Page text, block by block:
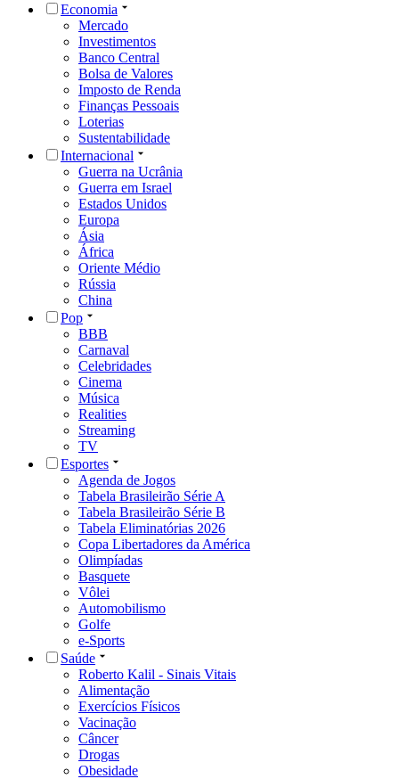
Economia
Mercado
Investimentos
Banco Central
Bolsa de Valores
Imposto de Renda
Finanças Pessoais
Loterias
Sustentabilidade
Internacional
Guerra na Ucrânia
Guerra em Israel
Estados Unidos
Europa
Ásia
África
Oriente Médio
Rússia
China
Pop
BBB
Carnaval
Celebridades
Cinema
Música
Realities
Streaming
TV
Esportes
Agenda de Jogos
Tabela Brasileirão Série A
Tabela Brasileirão Série B
Tabela Eliminatórias 2026
Copa Libertadores da América
Olimpíadas
Basquete
Vôlei
Automobilismo
Golfe
e-Sports
Saúde
Roberto Kalil - Sinais Vitais
Alimentação
Exercícios Físicos
Vacinação
Câncer
Drogas
Obesidade